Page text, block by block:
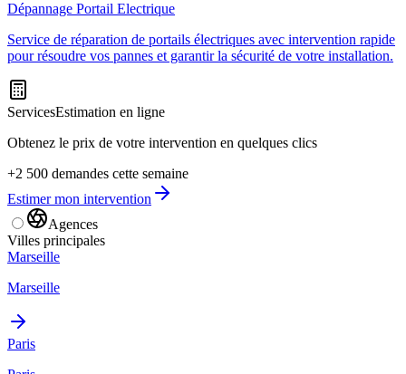
Dépannage Portail Electrique
Service de réparation de portails électriques avec intervention rapide
pour résoudre vos pannes et garantir la sécurité de votre installation.
ServicesEstimation en ligne
Obtenez le prix de votre intervention en quelques clics
+2 500 demandes cette semaine
Estimer mon intervention
Agences
Villes principales
Marseille
Marseille
Paris